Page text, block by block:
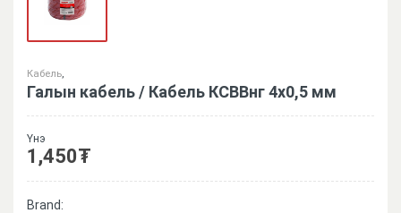
Кабель
Галын кабель / Кабель КСВВнг 4х0,5 мм
Үнэ
1,450₮
Brand: